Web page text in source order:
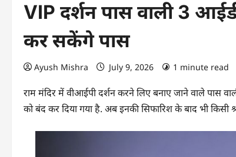
VIP दर्शन पास वाली 3
कर सकेंगे पास
Ayush Mishra July 9, 2026 1 minute read
राम मंदिर में वीआईपी दर्शन करने लिए बनाए जाने वाले पास
को बंद कर दिया गया है. अब इनकी सिफारिश के बाद भी किसी